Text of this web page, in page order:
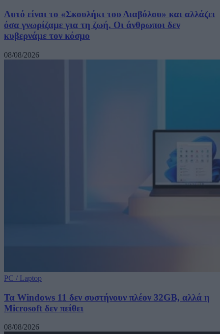
Αυτό είναι το «Σκουλήκι του Διαβόλου» και αλλάζει
όσα γνωρίζαμε για τη ζωή. Οι άνθρωποι δεν
κυβερνάμε τον κόσμο
08/08/2026
PC / Laptop
Τα Windows 11 δεν συστήνουν πλέον 32GB, αλλά η
Microsoft δεν πείθει
08/08/2026